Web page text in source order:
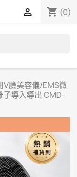
shopping_cart (0)

V臉美容儀/EMS微
導入導出 CMD-